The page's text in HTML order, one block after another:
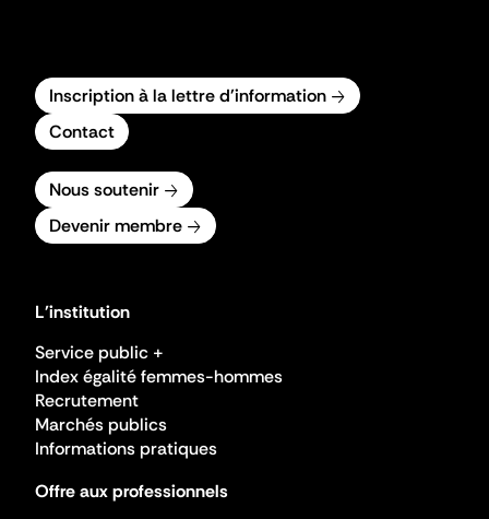
Inscription à la lettre d'information
Contact
Nous soutenir
Devenir membre
L'institution
Service public +
Index égalité femmes-hommes
Recrutement
Marchés publics
Informations pratiques
Offre aux professionnels